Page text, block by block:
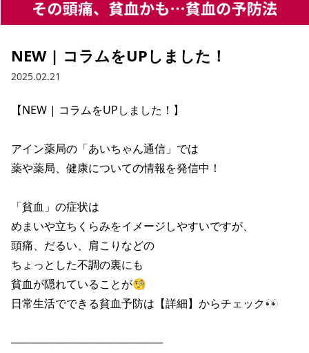
NEW | コラムをUPしました！
2025.02.21
【NEW | コラムをUPしました！】
アイン薬局の「あいちゃん通信」では
薬や薬局、健康についての情報を発信中！
「貧血」の症状は
めまいや立ちくらみをイメージしやすいですが、
頭痛、だるい、肩こりなどの
ちょっとした不調の裏にも
貧血が隠れていることが🧐
日常生活でできる貧血予防は【詳細】からチェック👀
────────────────────